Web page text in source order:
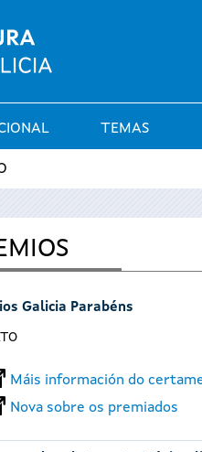
TEMAS
Galicia Parabéns
Máis información do
Nova sobre os premiados